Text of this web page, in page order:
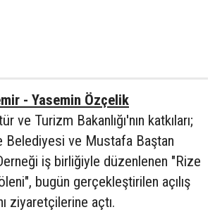
- Yasemin Özçelik
ve Turizm Bakanlığı'nın katkıları;
Belediyesi ve Mustafa Baştan
iş birliğiyle düzenlenen "Rize
bugün gerçekleştirilen açılış
ziyaretçilerine açtı.